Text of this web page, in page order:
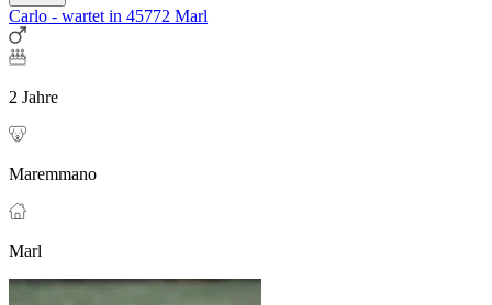
Carlo - wartet in 45772 Marl
2 Jahre
Maremmano
Marl